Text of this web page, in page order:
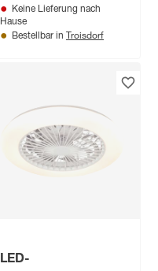
25,5 W 3300 lm
warmweiß,
Keine Lieferung nach
Hause
Bestellbar in Troisdorf
LED-